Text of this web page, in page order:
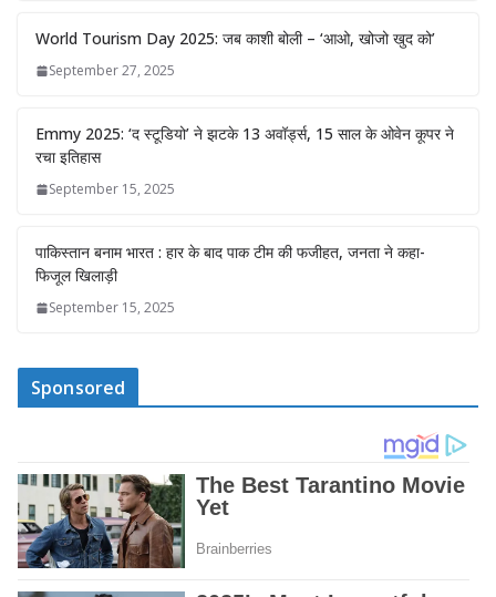
World Tourism Day 2025: जब काशी बोली – ‘आओ, खोजो खुद को’
September 27, 2025
Emmy 2025: ‘द स्टूडियो’ ने झटके 13 अवॉर्ड्स, 15 साल के ओवेन कूपर ने
रचा इतिहास
September 15, 2025
पाकिस्तान बनाम भारत : हार के बाद पाक टीम की फजीहत, जनता ने कहा-
फिजूल खिलाड़ी
September 15, 2025
Sponsored